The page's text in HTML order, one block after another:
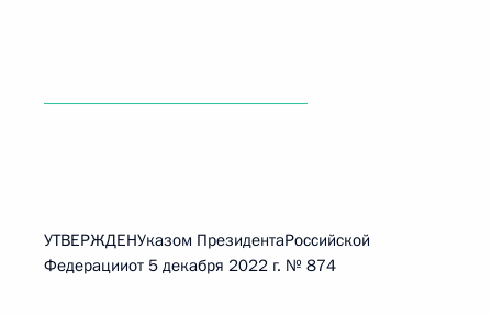
УТВЕРЖДЕНУказом ПрезидентаРоссийской
Федерацииот 5 декабря 2022 г. № 874